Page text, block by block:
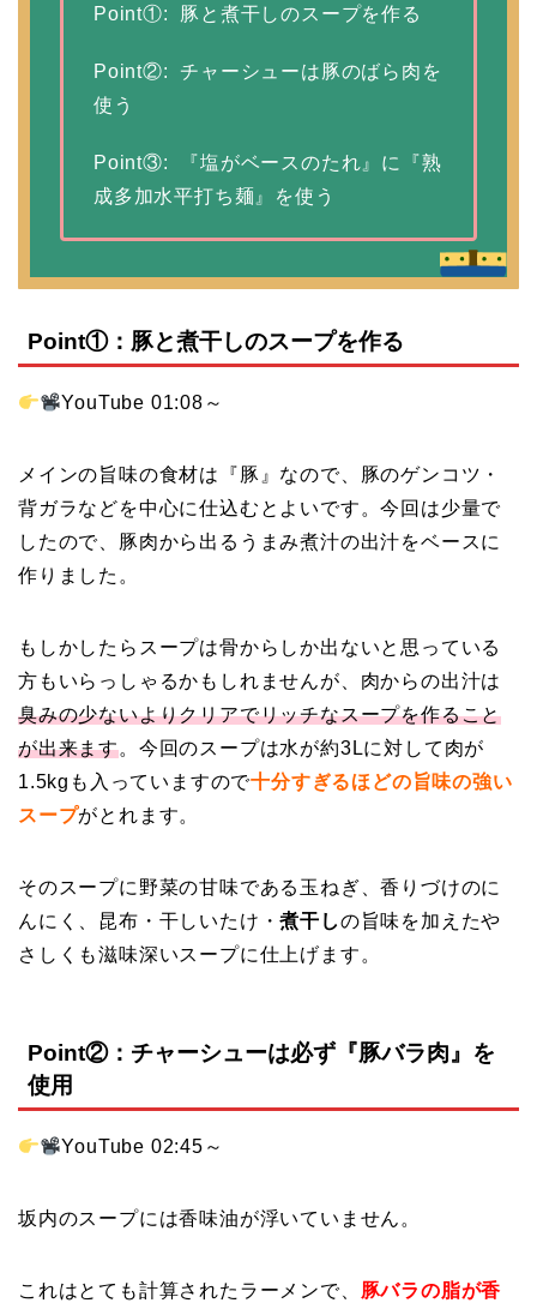
Point①: 豚と煮干しのスープを作る
Point②: チャーシューは豚のばら肉を
使う
Point③: 『塩がベースのたれ』に『熟
成多加水平打ち麺』を使う
Point①：豚と煮干しのスープを作る
YouTube 01:08 ～
メインの旨味の食材は『豚』なので、豚のゲンコツ・
背ガラなどを中心に仕込むとよいです。今回は少量で
したので、豚肉から出るうまみ煮汁の出汁をベースに
作りました。
もしかしたらスープは骨からしか出ないと思っている
方もいらっしゃるかもしれませんが、肉からの出汁は
臭みの少ないよりクリアでリッチなスープを作ること
が出来ます。今回のスープは水が約3Lに対して肉が
1.5kgも入っていますので十分すぎるほどの旨味の強い
スープがとれます。
そのスープに野菜の甘味である玉ねぎ、香りづけのに
んにく、昆布・干しいたけ・煮干しの旨味を加えたや
さしくも滋味深いスープに仕上げます。
Point②：チャーシューは必ず『豚バラ肉』を
使用
YouTube 02:45 ～
坂内のスープには香味油が浮いていません。
これはとても計算されたラーメンで、 豚バラの脂が香